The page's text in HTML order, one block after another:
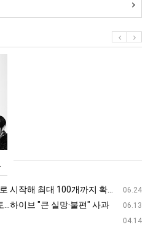
06.24
는 아직 확정되지 않았지만, 시장 대표성이나 거래량을 고려해 선정할 계획이다.
06.13
하이브 "큰 실망·불편" 사과
04.14